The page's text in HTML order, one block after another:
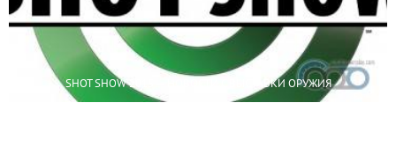
SHOT SHOW 2015 — НОВОСТИ С ВЫСТАВКИ ОРУЖИЯ